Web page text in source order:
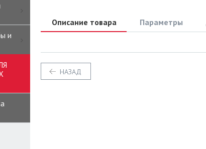
и
Описание товара Параметры
НАЗАД